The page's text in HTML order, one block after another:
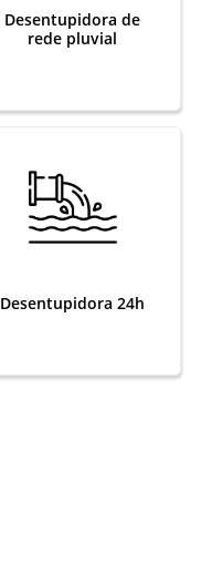
Desentupidora de
rede pluvial
Desentupidora 24h